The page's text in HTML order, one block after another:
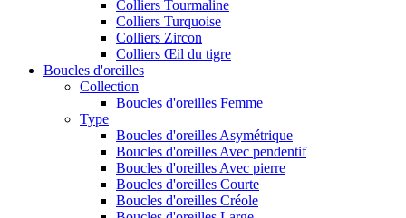
Colliers Tourmaline
Colliers Turquoise
Colliers Zircon
Colliers Œil du tigre
Boucles d'oreilles
Collection
Boucles d'oreilles Femme
Type
Boucles d'oreilles Asymétrique
Boucles d'oreilles Avec pendentif
Boucles d'oreilles Avec pierre
Boucles d'oreilles Courte
Boucles d'oreilles Créole